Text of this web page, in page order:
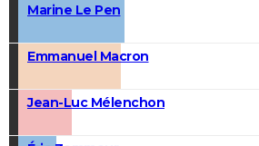
Marine Le Pen
Emmanuel Macron
Jean-Luc Mélenchon